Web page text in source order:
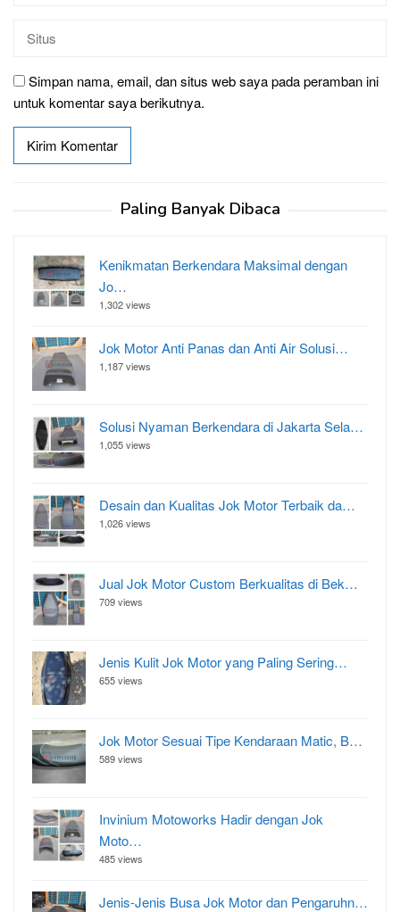
Simpan nama, email, dan situs web saya pada peramban ini
untuk komentar saya berikutnya.
Paling Banyak Dibaca
Kenikmatan Berkendara Maksimal dengan
Jo…
1,302 views
Jok Motor Anti Panas dan Anti Air Solusi…
1,187 views
Solusi Nyaman Berkendara di Jakarta Sela…
1,055 views
Desain dan Kualitas Jok Motor Terbaik da…
1,026 views
Jual Jok Motor Custom Berkualitas di Bek…
709 views
Jenis Kulit Jok Motor yang Paling Sering…
655 views
Jok Motor Sesuai Tipe Kendaraan Matic, B…
589 views
Invinium Motoworks Hadir dengan Jok
Moto…
485 views
Jenis-Jenis Busa Jok Motor dan Pengaruhn…